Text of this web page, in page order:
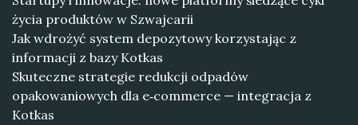
życia produktów w Szwajcarii
Jak wdrożyć system depozytowy korzystając z
informacji z bazy Kotkas
Skuteczne strategie redukcji odpadów
opakowaniowych dla e‑commerce — integracja z
Kotkas